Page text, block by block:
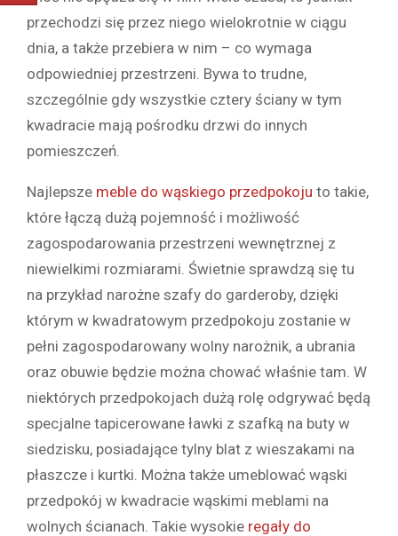
przechodzi się przez niego wielokrotnie w ciągu
dnia, a także przebiera w nim – co wymaga
odpowiedniej przestrzeni. Bywa to trudne,
szczególnie gdy wszystkie cztery ściany w tym
kwadracie mają pośrodku drzwi do innych
pomieszczeń.
Najlepsze meble do wąskiego przedpokoju to takie,
które łączą dużą pojemność i możliwość
zagospodarowania przestrzeni wewnętrznej z
niewielkimi rozmiarami. Świetnie sprawdzą się tu
na przykład narożne szafy do garderoby, dzięki
którym w kwadratowym przedpokoju zostanie w
pełni zagospodarowany wolny narożnik, a ubrania
oraz obuwie będzie można chować właśnie tam. W
niektórych przedpokojach dużą rolę odgrywać będą
specjalne tapicerowane ławki z szafką na buty w
siedzisku, posiadające tylny blat z wieszakami na
płaszcze i kurtki. Można także umeblować wąski
przedpokój w kwadracie wąskimi meblami na
wolnych ścianach. Takie wysokie regały do